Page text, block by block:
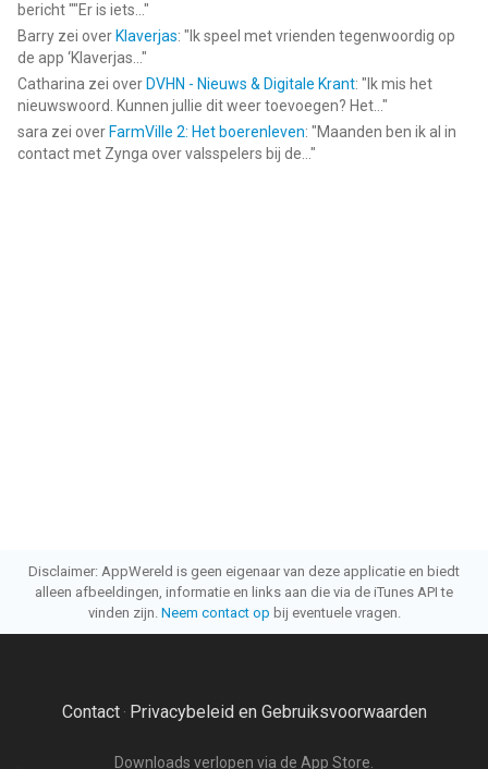
bericht ""Er is iets... "
Barry zei over Klaverjas: " Ik speel met vrienden tegenwoordig op
de app ‘Klaverjas... "
Catharina zei over DVHN - Nieuws & Digitale Krant: " Ik mis het
nieuwswoord. Kunnen jullie dit weer toevoegen? Het... "
sara zei over FarmVille 2: Het boerenleven: "Maanden ben ik al in
contact met Zynga over valsspelers bij de... "
Disclaimer: AppWereld is geen eigenaar van deze applicatie en biedt
alleen afbeeldingen, informatie en links aan die via de iTunes API te
vinden zijn. Neem contact op bij eventuele vragen.
Contact· Privacybeleid en Gebruiksvoorwaarden
Downloads verlopen via de App Store.